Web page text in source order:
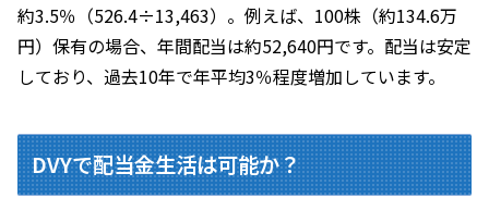
約3.5％（526.4÷13,463）。例えば、100株（約134.6万
円）保有の場合、年間配当は約52,640円です。配当は安定
しており、過去10年で年平均3％程度増加しています。
DVYで配当金生活は可能か？